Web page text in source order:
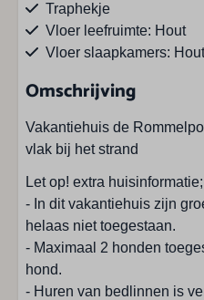
Traphekje
Vloer leefruimte: Hout
Vloer slaapkamers: Hout
Wasmachine
Faciliteiten buiten
Barbecue
Parkeren aantal auto's:
Parkeren op eigen terrein
Tuinmeubels
Uitzicht: Natuurgebied
Omschrijving
Vakantiehuis de
vlak bij het strand
Let op! extra huisinformatie;
- In dit vakantiehuis zijn
helaas niet toegestaan.
- Maximaal 2 honden
hond.
- Huren van bedlinnen is